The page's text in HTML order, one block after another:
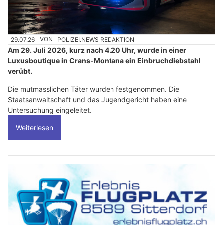
29.07.26 VON POLIZEI.NEWS REDAKTION
Am 29. Juli 2026, kurz nach 4.20 Uhr, wurde in einer
Luxusboutique in Crans-Montana ein Einbruchdiebstahl
verübt.
Die mutmasslichen Täter wurden festgenommen. Die
Staatsanwaltschaft und das Jugendgericht haben eine
Untersuchung eingeleitet.
Weiterlesen